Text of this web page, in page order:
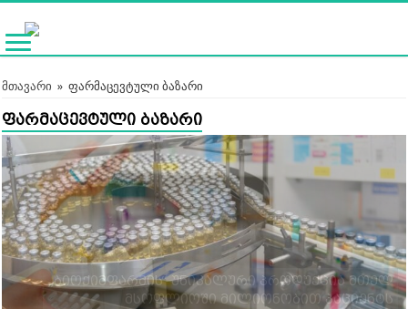
მთავარი » ფარმაცევტული ბაზარი
ფარმაცევტული ბაზარი
თურქული ბაზრის გახსნის შემდეგ,
საქართველოსთვის მოწოდებული
მედიკამენტები ევროპელმა